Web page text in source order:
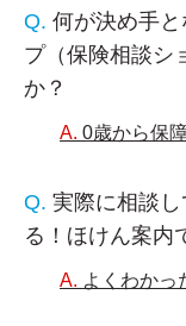
何が決め手
プ（保険相談シ
か？
0歳から保
実際に相談
る！ほけん案内
よくわかっ